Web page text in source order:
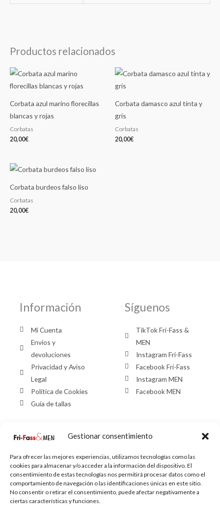
Gestionar consentimiento
Para ofrecer las mejores experiencias, utilizamos tecnologías como las
cookies para almacenar y/o acceder a la información del dispositivo. El
consentimiento de estas tecnologías nos permitirá procesar datos como el
comportamiento de navegación o las identificaciones únicas en este sitio.
No consentir o retirar el consentimiento, puede afectar negativamente a
ciertas características y funciones.
Productos relacionados
Corbata azul marino florecillas
blancas y rojas
Corbatas
20,00€
Corbata damasco azul tinta y
gris
Corbatas
20,00€
Corbata burdeos falso liso
Corbatas
20,00€
Información
Mi Cuenta
Envíos y
devoluciones
Privacidad y Aviso
Legal
Política de Cookies
Guía de tallas
Síguenos
TikTok Fri-Fass &
MEN
Instagram Fri-Fass
Facebook Fri-Fass
Instagram MEN
Facebook MEN
Contacto Fri-
Fass
958137075
C/ Palencia, 8,
958126402
C/ Palencia, 6,
Granada